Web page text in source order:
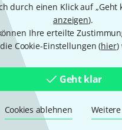
durch einen Klick auf „Geht
anzeigen).
Ihre erteilte
Cookie-Einstellungen (hier)
Geht klar
Cookies ablehnen
Instrumente
versehenen
der PLEK-Maschine
werden. Neben E-
Gitarren und Bässen gilt dies
6-saitige Banjos und